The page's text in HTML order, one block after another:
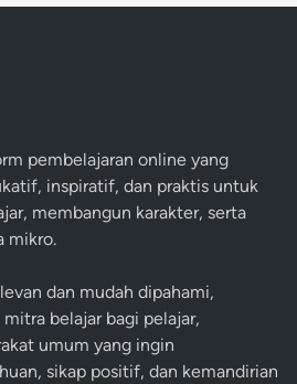
pembelajaran online yang
inspiratif, dan praktis untuk
membangun karakter, serta
mikro.
dan mudah dipahami,
belajar bagi pelajar,
umum yang ingin
sikap positif, dan kemandirian